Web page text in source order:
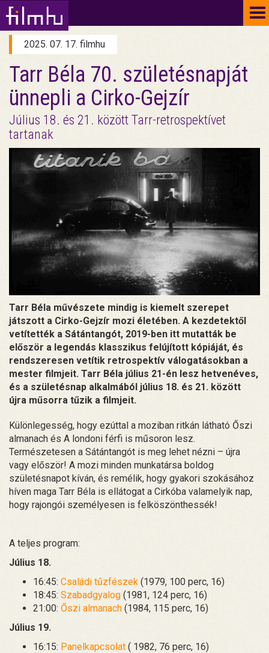
2025. 07. 17. filmhu
Tarr Béla 70. születésnapját
ünnepli a Cirko-Gejzír
Július 18. és 21. között Tarr-retrospektívet
tartanak
Tarr Béla művészete mindig is kiemelt szerepet
játszott a Cirko-Gejzír mozi életében. A kezdetektől
vetítették a Sátántangót, 2019-ben itt mutatták be
először a legendás klasszikus felújított kópiáját, és
rendszeresen vetítik retrospektív válogatásokban a
mester filmjeit. Tarr Béla július 21-én lesz hetvenéves,
és a születésnap alkalmából július 18. és 21. között
újra műsorra tűzik a filmjeit.
Különlegesség, hogy ezúttal a moziban ritkán látható Őszi
almanach és A londoni férfi is műsoron lesz.
Természetesen a Sátántangót is meg lehet nézni – újra
vagy először! A mozi minden munkatársa boldog
születésnapot kíván, és remélik, hogy gyakori szokásához
híven maga Tarr Béla is ellátogat a Cirkóba valamelyik nap,
hogy rajongói személyesen is felköszönthessék!
A teljes program:
Július 18.
16:45: Családi tűzfészek (1979, 100 perc, 16)
18:45: Szabadgyalog (1981, 124 perc, 16)
21:00: Őszi almanach (1984, 115 perc, 16)
Július 19.
16:15: Panelkapcsolat ( 1982, 76 perc, 16)